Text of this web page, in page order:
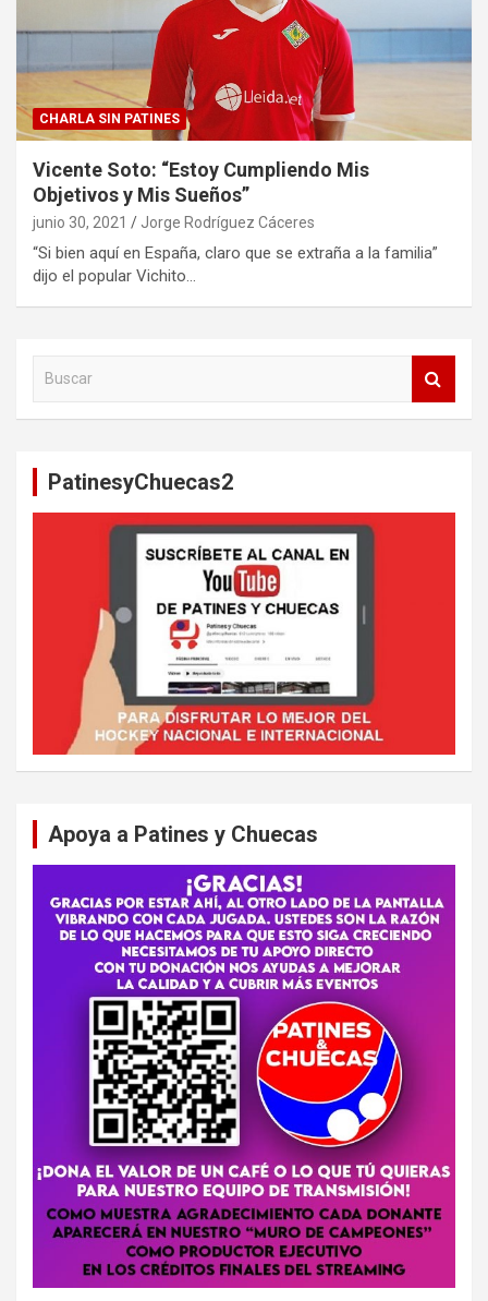
CHARLA SIN PATINES
Vicente Soto: “Estoy Cumpliendo Mis
Objetivos y Mis Sueños”
junio 30, 2021 Jorge Rodríguez Cáceres
“Si bien aquí en España, claro que se extraña a la familia”
dijo el popular Vichito…
PatinesyChuecas2
Apoya a Patines y Chuecas